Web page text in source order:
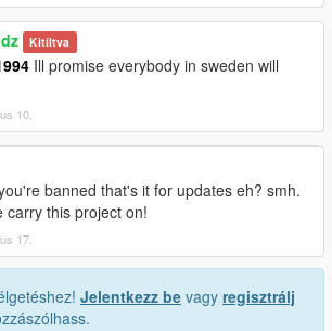
Kitíltva
Ill promise everybody in sweden will
10.
banned that's it for updates eh? smh.
carry this project on!
17.
Jelentkezz be vagy regisztrálj